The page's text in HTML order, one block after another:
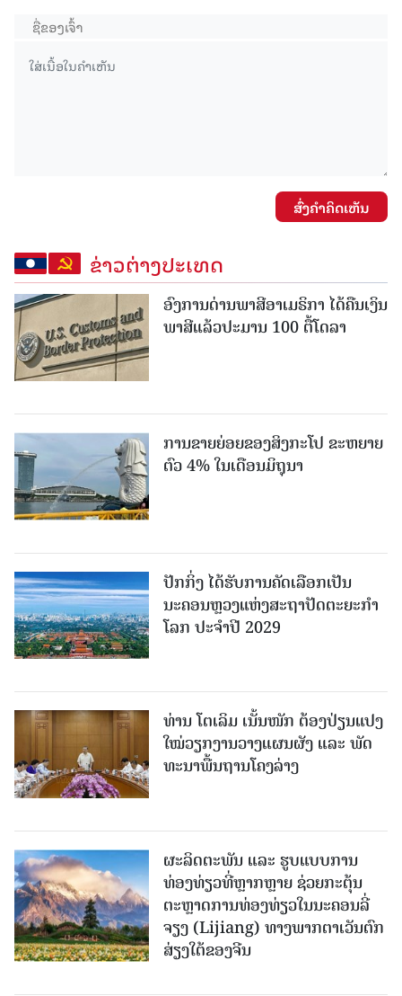
ສົ່ງຄໍາຄິດເຫັນ
ຂ່າວຕ່າງປະເທດ
ອົງການດ່ານພາສີອາເມຣິກາ ໄດ້ຄືນເງິນ
ພາສີແລ້ວປະມານ 100 ຕື້ໂດລາ
ການຂາຍຍ່ອຍຂອງສິງກະໂປ ຂະຫຍາຍ
ຕົວ 4% ໃນເດືອນມິຖຸນາ
ປັກກິ່ງ ໄດ້ຮັບການຄັດເລືອກເປັນ
ນະຄອນຫຼວງແຫ່ງສະຖາປັດຕະຍະກຳ
ໂລກ ປະຈຳປີ 2029
ທ່ານ ໂຕ​ເລິມ ເນັ້ນໜັກ ຕ້ອງ​ປ່ຽນ​ແປງ​
ໃໝ່​ວຽກ​ງານ​ວາງ​ແຜນ​ຜັງ ແລະ ​ພັດ​
ທະ​ນາ​ພື້ນ​ຖານ​ໂຄງ​ລ່າງ
ຜະລິດຕະພັນ ແລະ ຮູບແບບການ
ທ່ອງທ່ຽວທີ່ຫຼາກຫຼາຍ ຊ່ວຍກະຕຸ້ນ
ຕະຫຼາດການທ່ອງທ່ຽວໃນນະຄອນລີ່
ຈຽງ (Lijiang) ທາງພາກຕາເວັນຕົກ
ສ່ຽງໃຕ້ຂອງຈີນ